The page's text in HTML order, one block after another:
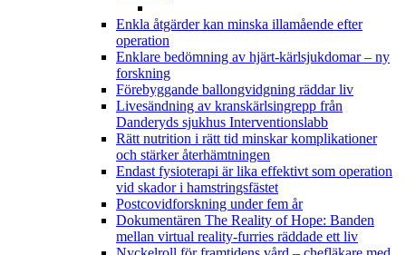
Enkla åtgärder kan minska illamående efter
operation
Enklare bedömning av hjärt-kärlsjukdomar – ny
forskning
Förebyggande ballongvidgning räddar liv
Livesändning av kranskärlsingrepp från
Danderyds sjukhus Interventionslabb
Rätt nutrition i rätt tid minskar komplikationer
och stärker återhämtningen
Endast fysioterapi är lika effektivt som operation
vid skador i hamstringsfästet
Postcovidforskning under fem år
Dokumentären The Reality of Hope: Banden
mellan virtual reality-furries räddade ett liv